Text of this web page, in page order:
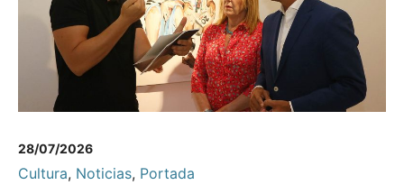
28/07/2026
Cultura, Noticias, Portada